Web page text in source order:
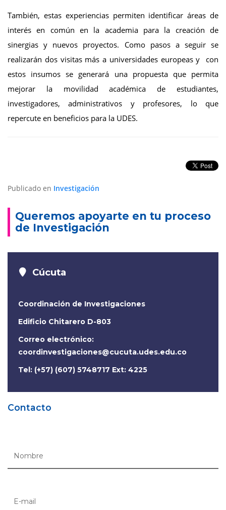
También, estas experiencias permiten identificar áreas de
interés en común en la academia para la creación de
sinergias y nuevos proyectos. Como pasos a seguir se
realizarán dos visitas más a universidades europeas y con
estos insumos se generará una propuesta que permita
mejorar la movilidad académica de estudiantes,
investigadores, administrativos y profesores, lo que
repercute en beneficios para la UDES.
Publicado en Investigación
Queremos apoyarte en tu proceso
de Investigación
Cúcuta
Coordinación de Investigaciones
Edificio Chitarero D-803
Correo electrónico:
coordinvestigaciones@cucuta.udes.edu.co
Tel: (+57) (607) 5748717 Ext: 4225
Contacto